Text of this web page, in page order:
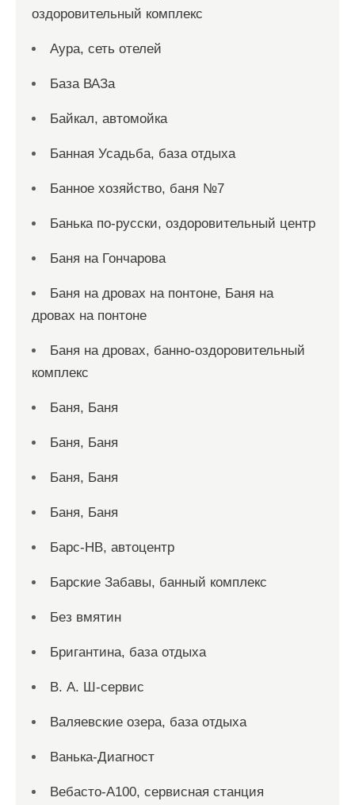
оздоровительный комплекс
Аура, сеть отелей
База ВАЗа
Байкал, автомойка
Банная Усадьба, база отдыха
Банное хозяйство, баня №7
Банька по-русски, оздоровительный центр
Баня на Гончарова
Баня на дровах на понтоне, Баня на
дровах на понтоне
Баня на дровах, банно-оздоровительный
комплекс
Баня, Баня
Баня, Баня
Баня, Баня
Баня, Баня
Барс-НВ, автоцентр
Барские Забавы, банный комплекс
Без вмятин
Бригантина, база отдыха
В. А. Ш-сервис
Валяевские озера, база отдыха
Ванька-Диагност
Вебасто-А100, сервисная станция